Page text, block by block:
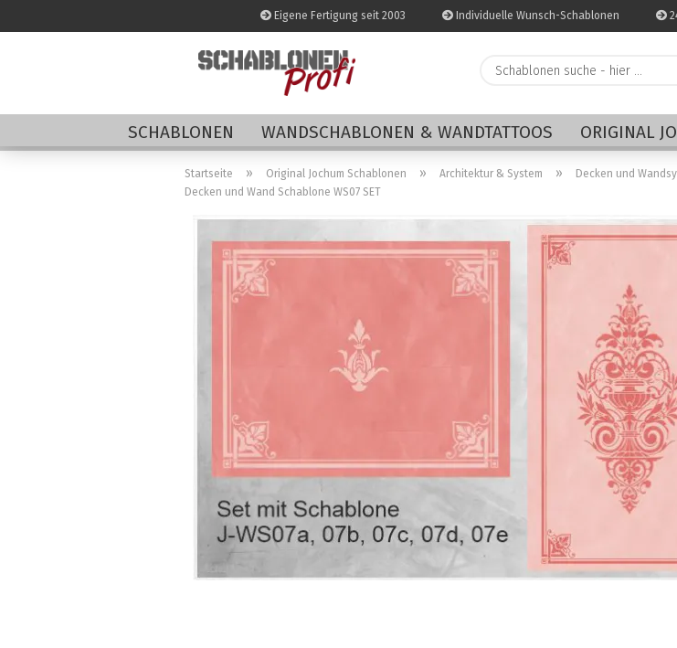
Eigene Fertigung seit 2003 Individuelle Wunsch-Schablonen
SCHABLONEN WANDSCHABLONEN & WANDTATTOOS ORIGINAL
Startseite » Original Jochum Schablonen » Architektur & System » Decken und
Decken und Wand Schablone WS07 SET